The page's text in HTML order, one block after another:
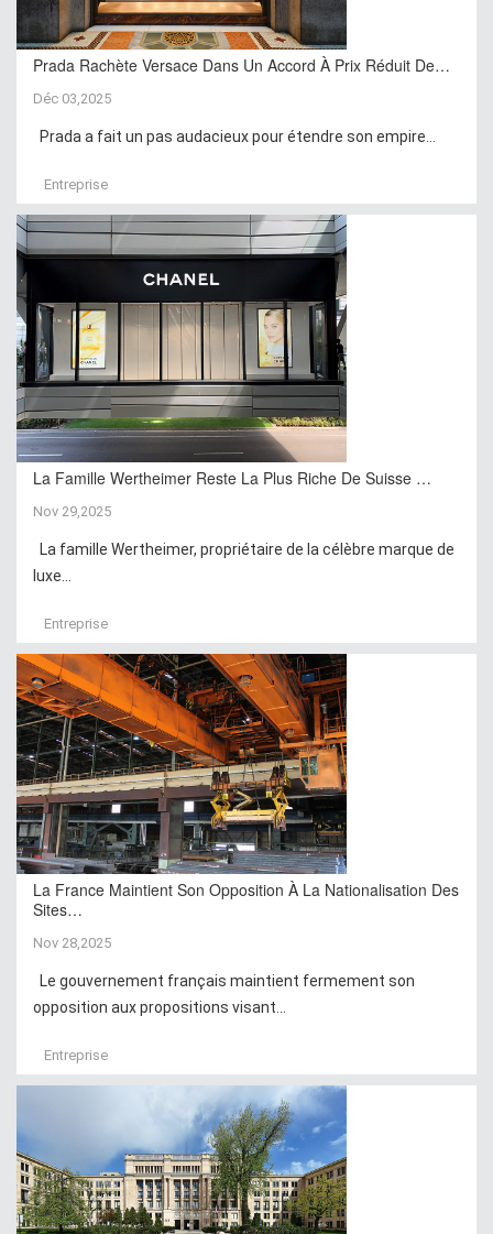
Prada Rachète Versace Dans Un Accord À Prix Réduit De…
Déc 03,2025
Prada a fait un pas audacieux pour étendre son empire...
Entreprise
La Famille Wertheimer Reste La Plus Riche De Suisse …
Nov 29,2025
La famille Wertheimer, propriétaire de la célèbre marque de
luxe...
Entreprise
La France Maintient Son Opposition À La Nationalisation Des
Sites…
Nov 28,2025
Le gouvernement français maintient fermement son
opposition aux propositions visant...
Entreprise